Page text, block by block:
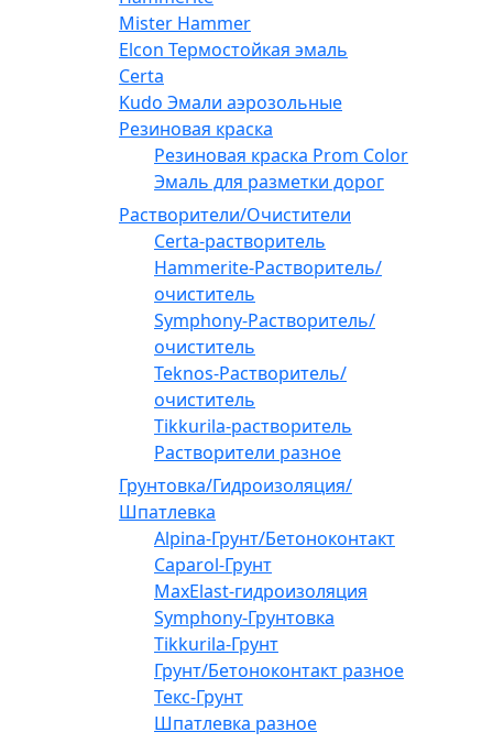
Mister Hammer
Elcon Термостойкая эмаль
Certa
Kudo Эмали аэрозольные
Резиновая краска
Резиновая краска Prom Color
Эмаль для разметки дорог
Растворители/Очистители
Certa-растворитель
Hammerite-Растворитель/
очиститель
Symphony-Растворитель/
очиститель
Teknos-Растворитель/
очиститель
Tikkurila-растворитель
Растворители разное
Грунтовка/Гидроизоляция/
Шпатлевка
Alpina-Грунт/Бетоноконтакт
Caparol-Грунт
MaxElast-гидроизоляция
Symphony-Грунтовка
Tikkurila-Грунт
Грунт/Бетоноконтакт разное
Текс-Грунт
Шпатлевка разное